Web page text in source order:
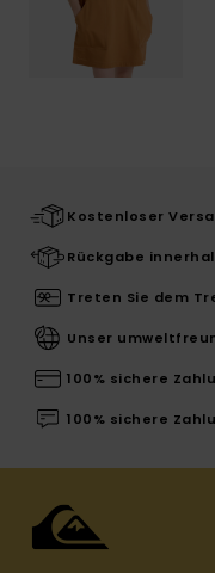
Kostenloser
Rückgabe
Treten Sie dem
Unser
100% sichere
100% sichere